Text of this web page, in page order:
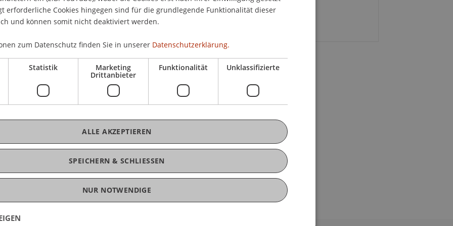
Mi, 23. Oktober 2019
ENGLISH
erforderliche Cookies hingegen sind für die grundlegende Funktionalität dieser
und können somit nicht deaktiviert werden.
zum Datenschutz finden Sie in unserer Datenschutzerklärung.
Statistik Marketing
Drittanbieter
Funktionalität Unklassifizierte
SPEICHERN & SCHLIESSEN
ALLE AKZEPTIEREN
NUR NOTWENDIGE